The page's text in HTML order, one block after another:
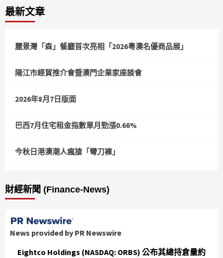
最新文章
麗景灣「森」餐廳首次亮相「2026粵澳名優商品展」
陽江市經貿推介會暨澳門企業家座談會
2026年8月7日版面
巴西7月住宅租金指數單月勁漲0.66%
今秋日港澳潮人瘋搶「彎刀褲」
財經新聞 (Finance-News)
News provided by PR Newswire
Eightco Holdings (NASDAQ: ORBS) 公布其總持倉量約